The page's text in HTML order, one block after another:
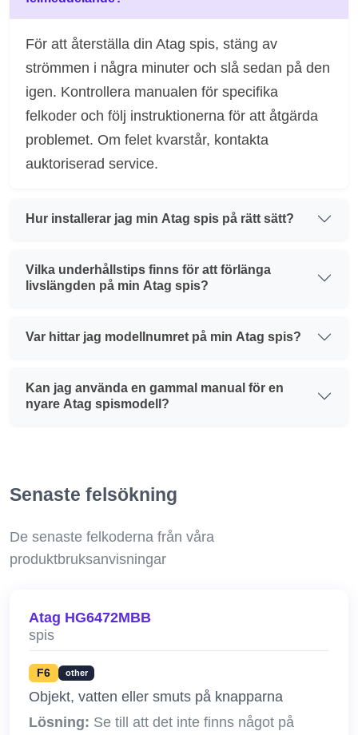
För att återställa din Atag spis, stäng av
strömmen i några minuter och slå sedan på den
igen. Kontrollera manualen för specifika
felkoder och följ instruktionerna för att åtgärda
problemet. Om felet kvarstår, kontakta
auktoriserad service.
Hur installerar jag min Atag spis på rätt sätt?
Vilka underhållstips finns för att förlänga
livslängden på min Atag spis?
Var hittar jag modellnumret på min Atag spis?
Kan jag använda en gammal manual för en
nyare Atag spismodell?
Senaste felsökning
De senaste felkoderna från våra
produktbruksanvisningar
Atag HG6472MBB
spis
F6 other
Objekt, vatten eller smuts på knapparna
Lösning: Se till att det inte finns något på